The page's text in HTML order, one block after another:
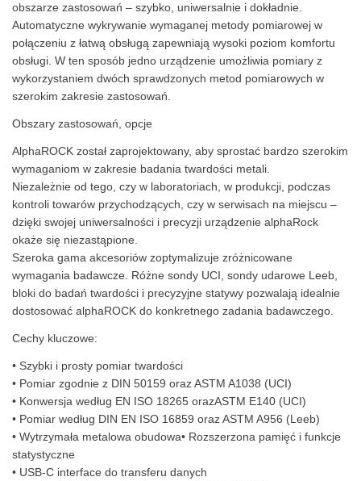
obszarze zastosowań – szybko, uniwersalnie i dokładnie.
Automatyczne wykrywanie wymaganej metody pomiarowej w
połączeniu z łatwą obsługą zapewniają wysoki poziom komfortu
obsługi. W ten sposób jedno urządzenie umożliwia pomiary z
wykorzystaniem dwóch sprawdzonych metod pomiarowych w
szerokim zakresie zastosowań.
Obszary zastosowań, opcje
AlphaROCK został zaprojektowany, aby sprostać bardzo szerokim
wymaganiom w zakresie badania twardości metali.
Niezależnie od tego, czy w laboratoriach, w produkcji, podczas
kontroli towarów przychodzących, czy w serwisach na miejscu –
dzięki swojej uniwersalności i precyzji urządzenie alphaRock
okaże się niezastąpione.
Szeroka gama akcesoriów zoptymalizuje zróżnicowane
wymagania badawcze. Różne sondy UCI, sondy udarowe Leeb,
bloki do badań twardości i precyzyjne statywy pozwalają idealnie
dostosować alphaROCK do konkretnego zadania badawczego.
Cechy kluczowe:
• Szybki i prosty pomiar twardości
• Pomiar zgodnie z DIN 50159 oraz ASTM A1038 (UCI)
• Konwersja według EN ISO 18265 orazASTM E140 (UCI)
• Pomiar według DIN EN ISO 16859 oraz ASTM A956 (Leeb)
• Wytrzymała metalowa obudowa• Rozszerzona pamięć i funkcje
statystyczne
• USB-C interface do transferu danych